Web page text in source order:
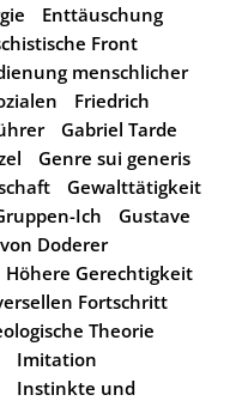
Enttäuschung
Front
menschlicher
Friedrich
Gabriel Tarde
Genre sui generis
Gewalttätigkeit
Ich
Gustave
Doderer
Höhere Gerechtigkeit
Fortschritt
Theorie
Imitation
Instinkte und